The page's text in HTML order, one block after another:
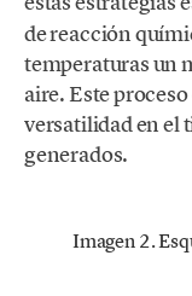
de reacción
temperaturas un
aire. Este
versatilidad en el
generados.
Imagen 2.